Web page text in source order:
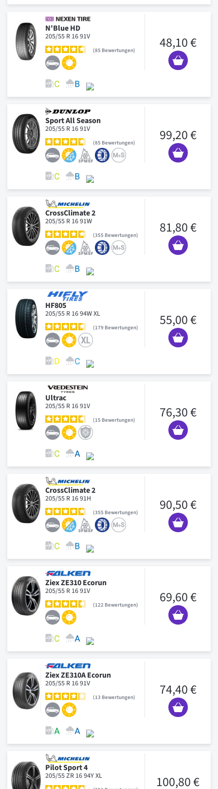
N'Blue HD
205/55 R 16 91V
85 Bewertungen 48,10 €
Sport All Season
205/55 R 16 91V
85 Bewertungen 99,20 €
CrossClimate 2
205/55 R 16 91W
355 Bewertungen 81,80 €
HF805
205/55 R 16 94W XL
179 Bewertungen 55,00 €
Ultrac
205/55 R 16 91V
15 Bewertungen 76,30 €
CrossClimate 2
205/55 R 16 91H
355 Bewertungen 90,50 €
Ziex ZE310 Ecorun
205/55 R 16 91V
122 Bewertungen 69,60 €
Ziex ZE310A Ecorun
205/55 R 16 91V
13 Bewertungen 74,40 €
Pilot Sport 4
205/55 ZR 16 94Y XL 100,80 €